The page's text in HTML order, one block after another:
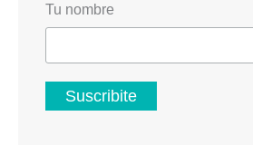
Tu nombre